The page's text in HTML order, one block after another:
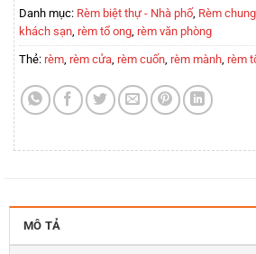
Danh mục: Rèm biệt thự - Nhà phố Rèm
khách sạn rèm tổ ong rèm văn phòng
Thẻ: rèm rèm cửa rèm cuốn rèm mành rèm
MÔ TẢ